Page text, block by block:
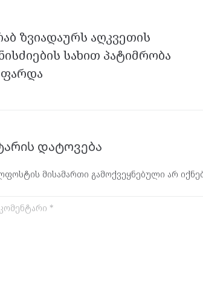
er m p
p
ზვიადაურს აღკვეთის
სახით პატიმრობა
დატოვება
მისამართი გამოქვეყნებული არ